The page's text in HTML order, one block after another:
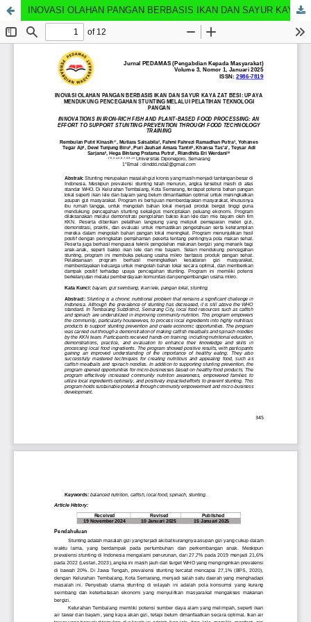
INOVASI OLAHAN PANGAN BERBASIS IKAN DAN SAYUR KAYA ZAT BESI: UPAYA MENDUKUNG PENCEGAHAN STUNTING MELALUI PELATIHAN TEKNOLOGI PANGAN